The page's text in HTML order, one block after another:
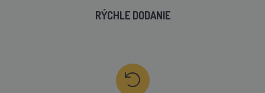
RÝCHLE DODANIE